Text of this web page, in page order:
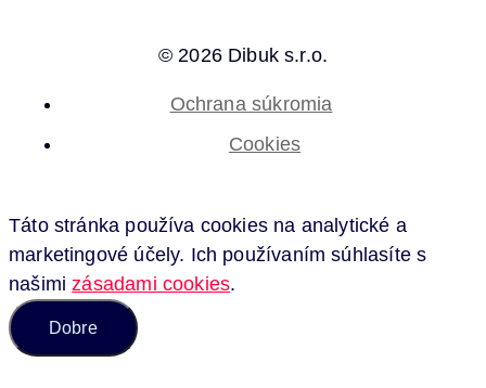
© 2026 Dibuk s.r.o.
Ochrana súkromia
Cookies
Táto stránka používa cookies na analytické a
marketingové účely. Ich používaním súhlasíte s
našimizásadami cookies.
Dobre